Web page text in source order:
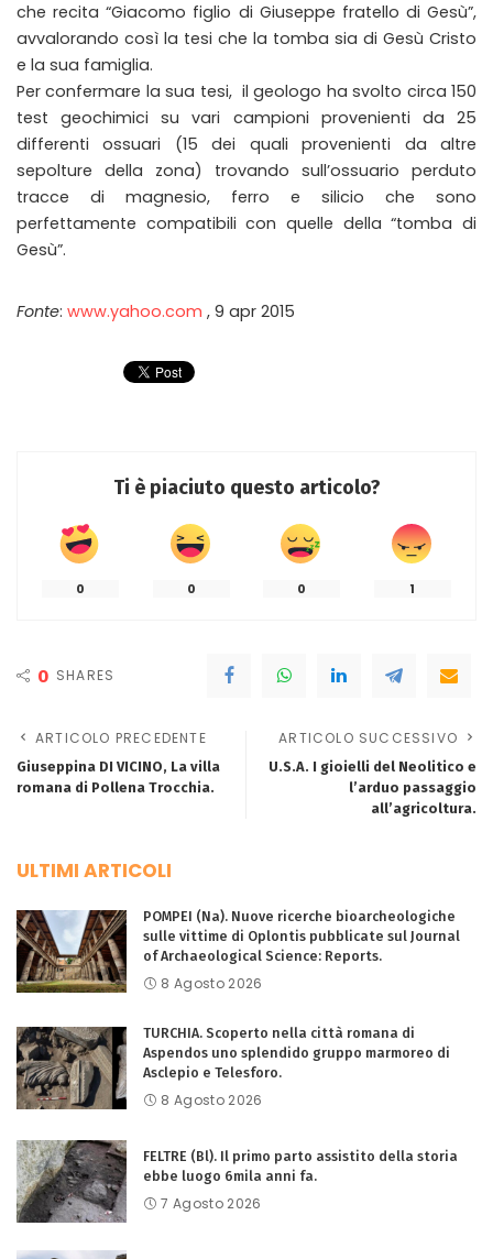
che recita “Giacomo figlio di Giuseppe fratello di Gesù”,
avvalorando così la tesi che la tomba sia di Gesù Cristo
e la sua famiglia.
Per confermare la sua tesi, il geologo ha svolto circa 150
test geochimici su vari campioni provenienti da 25
differenti ossuari (15 dei quali provenienti da altre
sepolture della zona) trovando sull’ossuario perduto
tracce di magnesio, ferro e silicio che sono
perfettamente compatibili con quelle della “tomba di
Gesù”.
Fonte: www.yahoo.com , 9 apr 2015
Ti è piaciuto questo articolo?
0 0 0 1
0 SHARES
ARTICOLO PRECEDENTE
Giuseppina DI VICINO, La villa
romana di Pollena Trocchia.
ARTICOLO SUCCESSIVO
U.S.A. I gioielli del Neolitico e
l’arduo passaggio
all’agricoltura.
ULTIMI ARTICOLI
POMPEI (Na). Nuove ricerche bioarcheologiche
sulle vittime di Oplontis pubblicate sul Journal
of Archaeological Science: Reports.
8 Agosto 2026
TURCHIA. Scoperto nella città romana di
Aspendos uno splendido gruppo marmoreo di
Asclepio e Telesforo.
8 Agosto 2026
FELTRE (Bl). Il primo parto assistito della storia
ebbe luogo 6mila anni fa.
7 Agosto 2026